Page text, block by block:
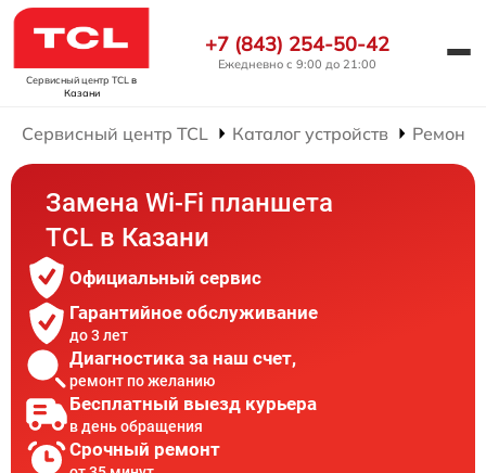
Сервисный центр TCL в
Казани
+7 (843) 254-50-42
Ежедневно с 9:00 до 21:00
Сервисный центр TCL Каталог устройств Ремонт
Замена Wi-Fi планшета
TCL в Казани
Официальный сервис
Гарантийное обслуживание
до 3 лет
Диагностика за наш счет,
ремонт по желанию
Бесплатный выезд курьера
в день обращения
Срочный ремонт